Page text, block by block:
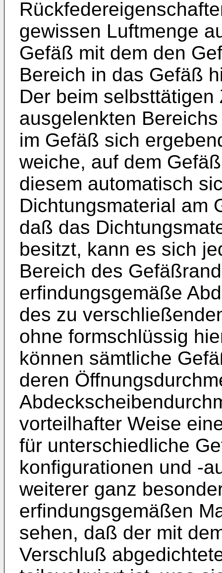
gewissen Luftmenge
Gefäß mit dem den
Bereich in das Gefäß
Der beim
ausgelenkten
im Gefäß sich
weiche, auf dem
diesem automatisch
Dichtungsmaterial am
daß das
besitzt, kann es sich
Bereich des
erfindungsgemäße
des zu
ohne formschlüssig
können sämtliche
deren
vorteilhafter Weise
für unterschiedliche
konfigurationen und -
weiterer ganz
erfindungsgemäßen
sehen, daß der mit
Verschluß